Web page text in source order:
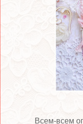
Всем-всем